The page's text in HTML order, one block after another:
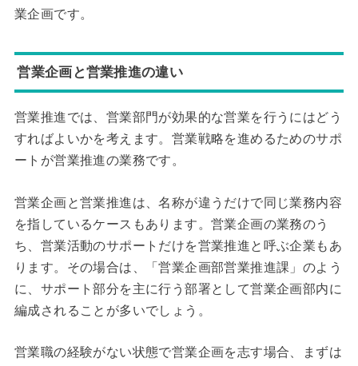
業企画です。
営業企画と営業推進の違い
営業推進では、営業部門が効果的な営業を行うにはどう
すればよいかを考えます。営業戦略を進めるためのサポ
ートが営業推進の業務です。
営業企画と営業推進は、名称が違うだけで同じ業務内容
を指しているケースもあります。営業企画の業務のう
ち、営業活動のサポートだけを営業推進と呼ぶ企業もあ
ります。その場合は、「営業企画部営業推進課」のよう
に、サポート部分を主に行う部署として営業企画部内に
編成されることが多いでしょう。
営業職の経験がない状態で営業企画を志す場合、まずは